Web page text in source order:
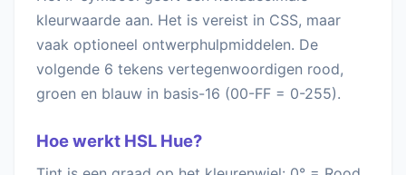
kleurwaarde aan. Het is vereist in CSS, maar
vaak optioneel ontwerphulpmiddelen. De
volgende 6 tekens vertegenwoordigen rood,
groen en blauw in basis-16 (00-FF = 0-255).
Hoe werkt HSL Hue?